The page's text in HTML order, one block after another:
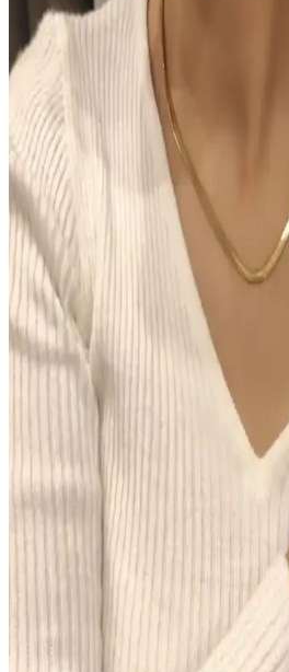
Alanları
TUTUYA TEXTIL'in el örgüsü renkli lif
yapısıyla çeşitli kullanım alanlarına
memnuniyeti sağlayan ürünler sunuyor.
Hormonal Akne Tedavisinde
Etkisi ve Kullanıcı Deneyimleri
Spironolakton, hormonal aknede anti-
bezlerini düzenler. Kullanıcılar iki hafta
gözlemlerken, dozaj ve yan etkiler
Chanel Water Tint: Hafif
Kalıcı Doğal Cilt Makyajı
Chanel Water Tint, hafif kapatıcılığı ve
taze kalan bir cilt makyajı sunar. Ciltte
kalıcı performans sağlar, ancak hassas
Morfose Kahve Renkli Saçlar
İncelemesi ve Kullanım İpuçları
Morfose kahve renkli kuru şampuan,
sağlar, saç derisini temiz tutar, kullanım
uyumu sağlar. Ancak, yoğun renk ve
Makyajda Doğru Ürün Seçimi
Teknikleri ile Kalıcı ve Doğal